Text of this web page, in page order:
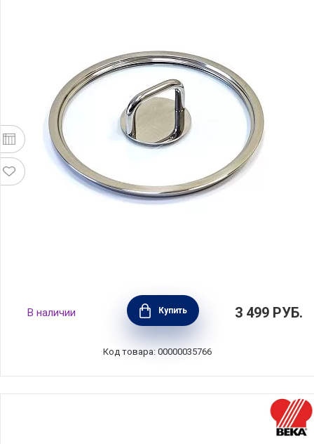
Крышка стеклянная COMFORT GLASS 18 см,
Silampos, Португалия, 634000WR8118100
В наличии Купить 3 499 РУБ.
Код товара: 00000035766